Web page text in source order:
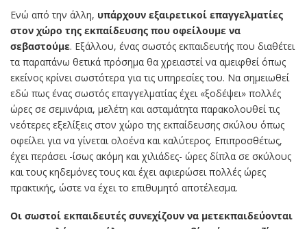
Ενώ από την άλλη, υπάρχουν εξαιρετικοί επαγγελματίες
στον χώρο της εκπαίδευσης που οφείλουμε να
σεβαστούμε. Εξάλλου, ένας σωστός εκπαιδευτής που διαθέτει
τα παραπάνω θετικά πρόσημα θα χρειαστεί να αμειφθεί όπως
εκείνος κρίνει σωστότερα για τις υπηρεσίες του. Να σημειωθεί
εδώ πως ένας σωστός επαγγελματίας έχει «ξοδέψει» πολλές
ώρες σε σεμινάρια, μελέτη και ασταμάτητα παρακολουθεί τις
νεότερες εξελίξεις στον χώρο της εκπαίδευσης σκύλου όπως
οφείλει για να γίνεται ολοένα και καλύτερος. Επιπροσθέτως,
έχει περάσει -ίσως ακόμη και χιλιάδες- ώρες δίπλα σε σκύλους
και τους κηδεμόνες τους και έχει αφιερώσει πολλές ώρες
πρακτικής, ώστε να έχει το επιθυμητό αποτέλεσμα.
Οι σωστοί εκπαιδευτές συνεχίζουν να μετεκπαιδεύονται